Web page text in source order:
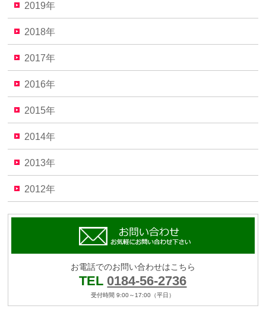
2019年
2018年
2017年
2016年
2015年
2014年
2013年
2012年
お電話でのお問い合わせはこちら
TEL 0184-56-2736
受付時間 9:00～17:00（平日）